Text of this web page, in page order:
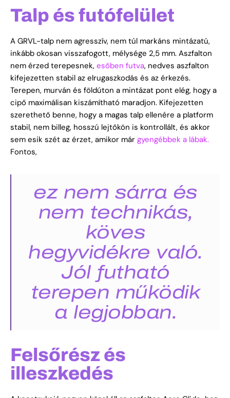
Talp és futófelület
A GRVL-talp nem agresszív, nem túl markáns mintázatú,
inkább okosan visszafogott, mélysége 2,5 mm. Aszfalton
nem érzed terepesnek, esőben futva, nedves aszfalton
kifejezetten stabil az elrugaszkodás és az érkezés.
Terepen, murván és földúton a mintázat pont elég, hogy a
cipő maximálisan kiszámítható maradjon. Kifejezetten
szerethető benne, hogy a magas talp ellenére a platform
stabil, nem billeg, hosszú lejtőkön is kontrollált, és akkor
sem esik szét az érzet, amikor már gyengébbek a lábak.
Fontos,
ez nem sárra és
nem technikás,
köves
hegyvidékre való.
Jól futható
terepen működik
a legjobban.
Felsőrész és
illeszkedés